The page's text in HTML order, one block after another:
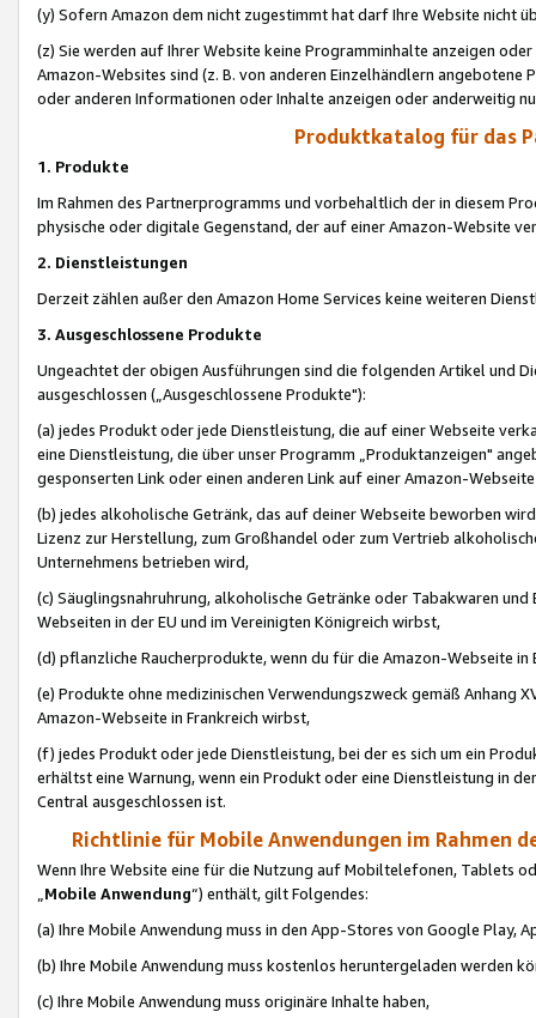
(y) Sofern Amazon dem nicht zugestimmt hat darf Ihre Website nicht
(z) Sie werden auf Ihrer Website keine Programminhalte anzeigen
Amazon-Websites sind (z. B. von anderen Einzelhändlern
oder anderen Informationen oder Inhalte anzeigen oder anderweitig
Produktkatalog für das
1. Produkte
Im Rahmen des Partnerprogramms und vorbehaltlich der in diesem
physische oder digitale Gegenstand, der auf einer Amazon-Website
2. Dienstleistungen
Derzeit zählen außer den Amazon Home Services keine weiteren
3. Ausgeschlossene Produkte
Ungeachtet der obigen Ausführungen sind die folgenden Artikel und
ausgeschlossen („Ausgeschlossene Produkte"):
(a) jedes Produkt oder jede Dienstleistung, die auf einer Webseite
eine Dienstleistung, die über unser Programm „Produktanzeigen"
gesponserten Link oder einen anderen Link auf einer Amazon-
(b) jedes alkoholische Getränk, das auf deiner Webseite beworben
Lizenz zur Herstellung, zum Großhandel oder zum Vertrieb
Unternehmens betrieben wird,
(c) Säuglingsnahruhrung, alkoholische Getränke oder Tabakwaren
Webseiten in der EU und im Vereinigten Königreich wirbst,
(d) pflanzliche Raucherprodukte, wenn du für die Amazon-Webseite in
(e) Produkte ohne medizinischen Verwendungszweck gemäß Anhang
Amazon-Webseite in Frankreich wirbst,
(f) jedes Produkt oder jede Dienstleistung, bei der es sich um ein
erhältst eine Warnung, wenn ein Produkt oder eine Dienstleistung in
Central ausgeschlossen ist.
Richtlinie für Mobile Anwendungen im Rahmen
Wenn Ihre Website eine für die Nutzung auf Mobiltelefonen, Tablets
„Mobile Anwendung“) enthält, gilt Folgendes:
(a) Ihre Mobile Anwendung muss in den App-Stores von Google Play,
(b) Ihre Mobile Anwendung muss kostenlos heruntergeladen werden
(c) Ihre Mobile Anwendung muss originäre Inhalte haben,